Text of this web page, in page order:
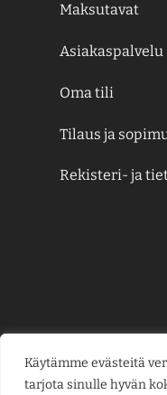
Käytämme evästeitä
tarjota sinulle hyvän
Maksutavat
Asiakaspalvelu
Oma tili
Tilaus ja
Rekisteri- ja